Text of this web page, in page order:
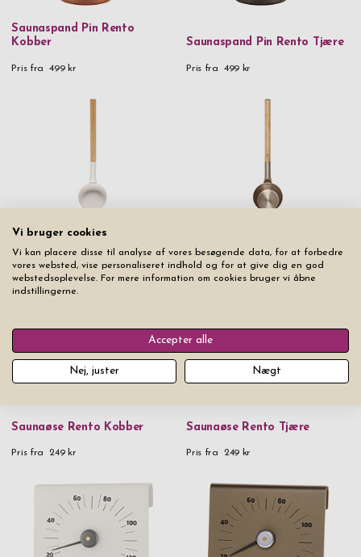
Saunaspand Pin Rento
Kobber
Pris fra 499 kr
Saunaspand Pin Rento Tjære
Pris fra 499 kr
Saunaøse Rento Hvid
Udsolgt
Pris fra 249 kr
Saunaøse Rento Kobber
Pris fra 249 kr
Saunaøse Rento Tjære
Pris fra 249 kr
Vi bruger cookies
Vi kan placere disse til analyse af vores besøgende data, for at forbedre
vores websted, vise personaliseret indhold og for at give dig en god
webstedsoplevelse. For mere information om cookies bruger vi åbne
indstillingerne.
Accepter alle
Nej, juster Nægt